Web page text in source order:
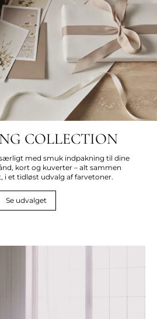
COLLECTION
med smuk indpakning til dine
kort og kuverter – alt sammen
i et tidløst udvalg af farvetoner.
Se udvalget